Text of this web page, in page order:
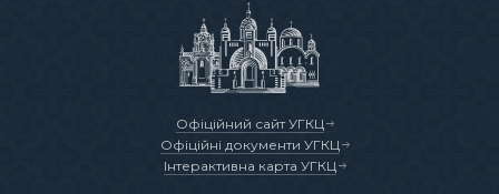
Офіційний сайт УГКЦ
Офіційні документи УГКЦ
Інтерактивна карта УГКЦ